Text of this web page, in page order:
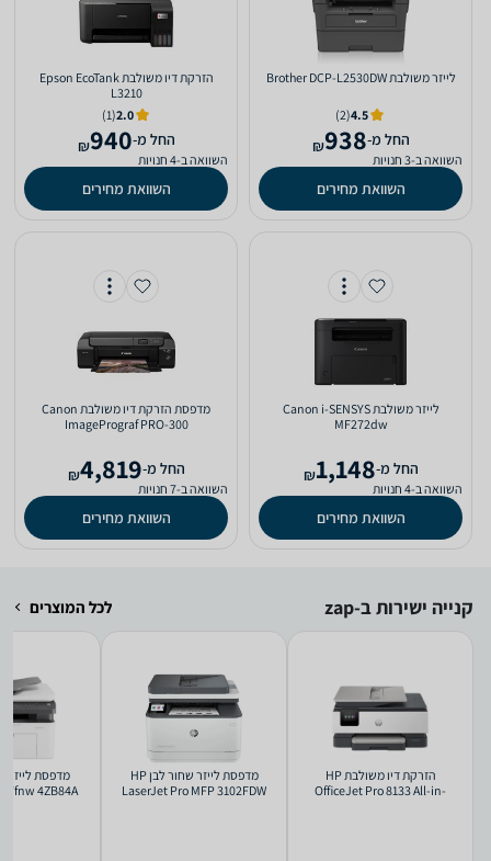
‏לייזר ‏משולבת Brother DCP-L2530DW
4.5
(2)
‫החל מ-938
₪
השוואה ב-3 חנויות
השוואת מחירים
‏הזרקת דיו ‏משולבת Epson EcoTank
L3210
2.0
(1)
‫החל מ-940
₪
השוואה ב-4 חנויות
השוואת מחירים
‏לייזר ‏משולבת Canon i-SENSYS
MF272dw
‫החל מ-1,148
₪
השוואה ב-4 חנויות
השוואת מחירים
‏מדפסת הזרקת דיו ‏משולבת Canon
ImagePrograf PRO-300
‫החל מ-4,819
₪
השוואה ב-7 חנויות
השוואת מחירים
קנייה ישירות ב-zap לכל המוצרים
‏הזרקת דיו ‏משולבת HP
OfficeJet Pro 8133 All-in-
מדפסת לייזר שחור לבן HP
LaserJet Pro MFP 3102FDW
4ZB84A